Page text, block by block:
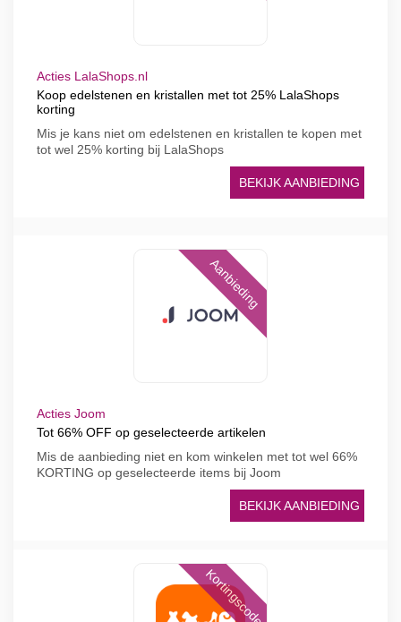
Acties LalaShops.nl
Koop edelstenen en kristallen met tot 25% LalaShops
korting
Mis je kans niet om edelstenen en kristallen te kopen met
tot wel 25% korting bij LalaShops
BEKIJK AANBIEDING
Aanbieding
Acties Joom
Tot 66% OFF op geselecteerde artikelen
Mis de aanbieding niet en kom winkelen met tot wel 66%
KORTING op geselecteerde items bij Joom
BEKIJK AANBIEDING
Kortingscode